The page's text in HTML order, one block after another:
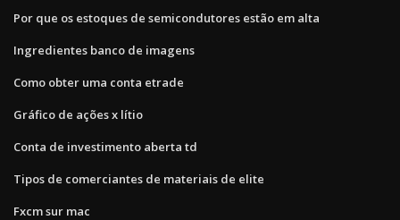
Por que os estoques de semicondutores estão em alta
Ingredientes banco de imagens
Como obter uma conta etrade
Gráfico de ações x lítio
Conta de investimento aberta td
Tipos de comerciantes de materiais de elite
Fxcm sur mac